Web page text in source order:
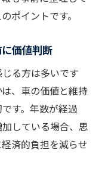
ポイントです。
価値判断
る方は多いです
、車の価値と維持
す。年数が経過
している場合、思
済的負担を減らせ